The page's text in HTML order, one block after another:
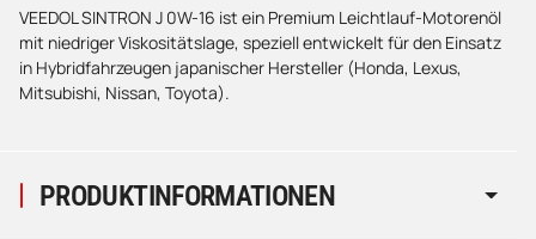
PRODUKTINFORMATIONEN
VEEDOL SINTRON J 0W-16 ist ein Premium Leichtlauf-Motorenöl
mit niedriger Viskositätslage, speziell entwickelt für den Einsatz
in Hybridfahrzeugen japanischer Hersteller (Honda, Lexus,
Mitsubishi, Nissan, Toyota).